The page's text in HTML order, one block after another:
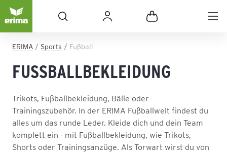
ERIMA Sports Fußball
FUSSBALLBEKLEIDUNG
Trikots, Fußballbekleidung, Bälle oder
Trainingszubehör. In der ERIMA Fußballwelt findest du
alles um das runde Leder. Kleide dich und dein Team
komplett ein - mit Fußballbekleidung, wie Trikots,
Shorts oder Trainingsanzüge. Als Torwart wirst du von